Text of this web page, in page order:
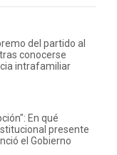
del partido al
conocerse
intrafamiliar
En qué
presente
el Gobierno